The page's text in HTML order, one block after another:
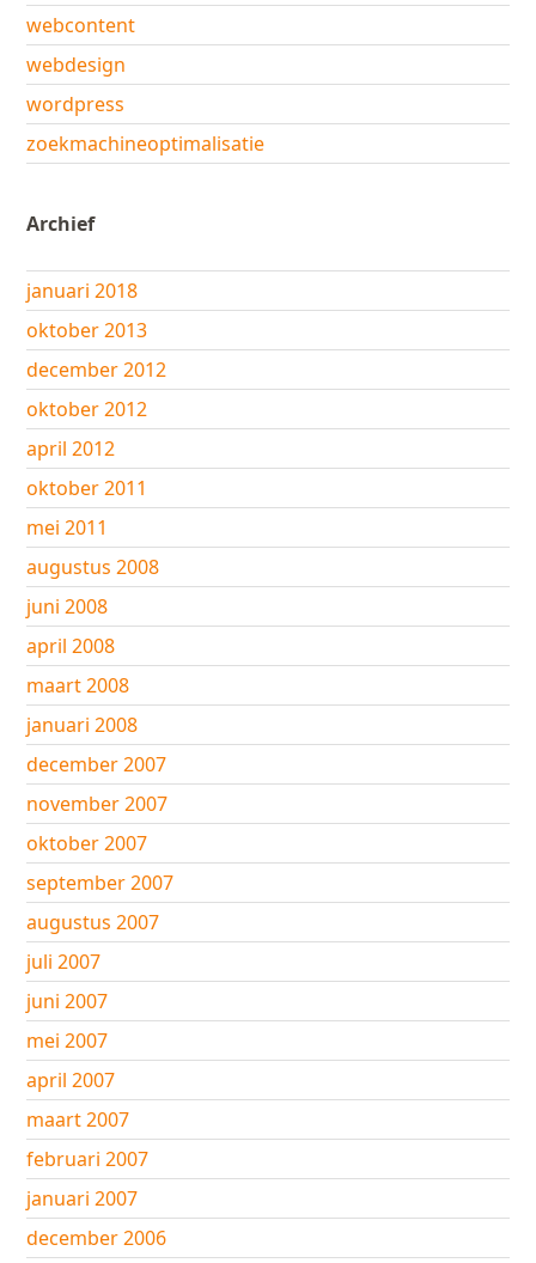
webcontent
webdesign
wordpress
zoekmachineoptimalisatie
Archief
januari 2018
oktober 2013
december 2012
oktober 2012
april 2012
oktober 2011
mei 2011
augustus 2008
juni 2008
april 2008
maart 2008
januari 2008
december 2007
november 2007
oktober 2007
september 2007
augustus 2007
juli 2007
juni 2007
mei 2007
april 2007
maart 2007
februari 2007
januari 2007
december 2006